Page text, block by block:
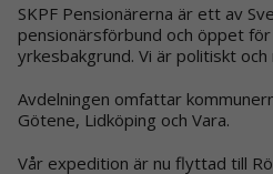
SKPF Pensionärerna är ett av
pensionärsförbund och öppet
yrkesbakgrund. Vi är politiskt
Avdelningen omfattar
Götene, Lidköping och Vara.
Vår expedition är nu flyttad till